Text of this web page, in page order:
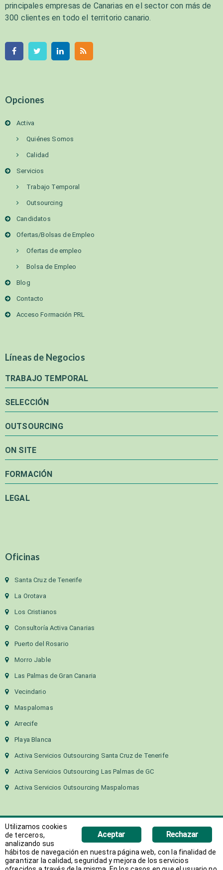
principales empresas de Canarias en el sector con más de
300 clientes en todo el territorio canario.
Opciones
Activa
Quiénes Somos
Calidad
Servicios
Trabajo Temporal
Outsourcing
Candidatos
Ofertas/Bolsas de Empleo
Ofertas de empleo
Bolsa de Empleo
Blog
Contacto
Acceso Formación PRL
Líneas de Negocios
TRABAJO TEMPORAL
SELECCIÓN
OUTSOURCING
ON SITE
FORMACIÓN
LEGAL
Oficinas
Santa Cruz de Tenerife
La Orotava
Los Cristianos
Consultoría Activa Canarias
Puerto del Rosario
Morro Jable
Las Palmas de Gran Canaria
Vecindario
Maspalomas
Arrecife
Playa Blanca
Activa Servicios Outsourcing Santa Cruz de Tenerife
Activa Servicios Outsourcing Las Palmas de GC
Activa Servicios Outsourcing Maspalomas
Copyright 2018 Activa Canarias | Todos los derechos
Rechazar
Aceptar
Utilizamos cookies
de terceros,
analizando sus
hábitos de navegación en nuestra página web, con la finalidad de
garantizar la calidad, seguridad y mejora de los servicios